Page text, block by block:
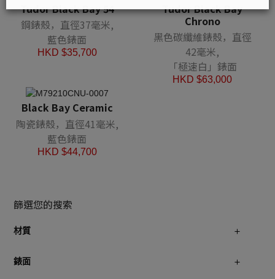
篩選您的搜索
材質
錶面
Tudor Black Bay 54
鋼錶殼，直徑37毫米,
藍色錶面
HKD $35,700
Tudor Black Bay
Chrono
黑色碳纖維錶殼，直徑
42毫米,
「極速白」錶面
HKD $63,000
Black Bay Ceramic
陶瓷錶殼，直徑41毫米,
藍色錶面
HKD $44,700